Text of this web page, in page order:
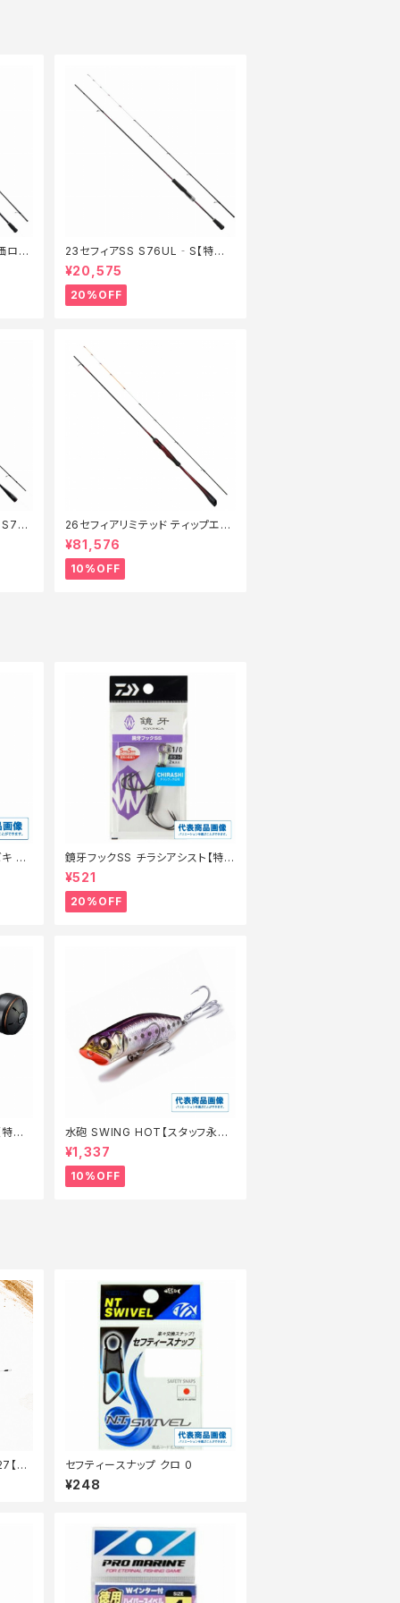
ロッ
23セフィアSS S76UL‐S【特価
ロッド】【20】
¥20,575
20%OFF
S72
26セフィアリミテッド ティップエギ
ング S63ML+S【継続セール_ロッ
ド】【10】
¥81,576
10%OFF
8
鏡牙フックSS チラシアシスト【特
価仕掛】【20】
¥521
20%OFF
価
水砲 SWING HOT【スタッフ永徳
夏のチニングオススメルアー】
¥1,337
10%OFF
【篭
セフティースナップ クロ 0
¥248